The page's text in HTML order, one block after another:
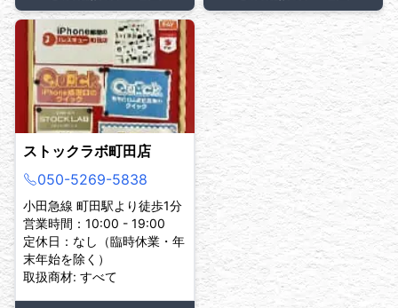
ストックラボ町田店
050-5269-5838
小田急線 町田駅より徒歩1分
営業時間：10:00 - 19:00
定休日：なし（臨時休業・年
末年始を除く）
取扱商材: すべて